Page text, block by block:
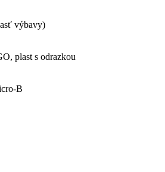
výbavy)
plast s odrazkou
B